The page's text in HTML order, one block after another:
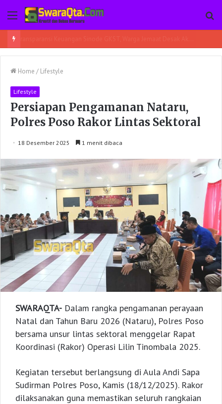
Menu
Home / Lifestyle
Lifestyle
Persiapan Pengamanan Nataru,
Polres Poso Rakor Lintas Sektoral
18 Desember 2025 1 menit dibaca
SWARAQTA- Dalam rangka pengamanan perayaan
Natal dan Tahun Baru 2026 (Nataru), Polres Poso
bersama unsur lintas sektoral menggelar Rapat
Koordinasi (Rakor) Operasi Lilin Tinombala 2025.
Kegiatan tersebut berlangsung di Aula Andi Sapa
Sudirman Polres Poso, Kamis (18/12/2025). Rakor
dilaksanakan guna memastikan seluruh rangkaian